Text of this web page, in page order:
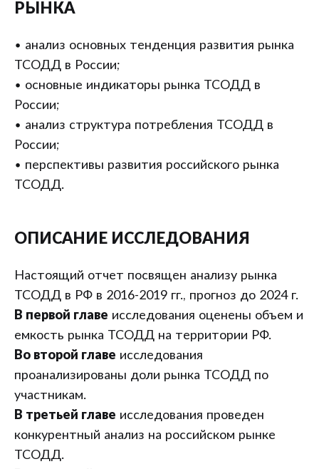
РЫНКА
• анализ основных тенденция развития рынка
ТСОДД в России;
• основные индикаторы рынка ТСОДД в
России;
• анализ структура потребления ТСОДД в
России;
• перспективы развития российского рынка
ТСОДД.
ОПИСАНИЕ ИССЛЕДОВАНИЯ
Настоящий отчет посвящен анализу рынка
ТСОДД в РФ в 2016-2019 гг., прогноз до 2024 г.
В первой главе исследования оценены объем и
емкость рынка ТСОДД на территории РФ.
Во второй главе исследования
проанализированы доли рынка ТСОДД по
участникам.
В третьей главе исследования проведен
конкурентный анализ на российском рынке
ТСОДД.